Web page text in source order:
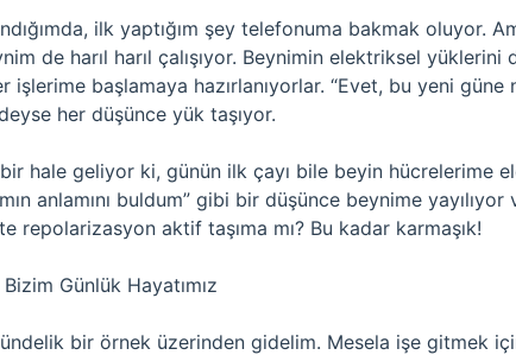
ilk yaptığım şey telefonuma bakmak oluyor.
de harıl harıl çalışıyor. Beynimin elektriksel
işlerime başlamaya hazırlanıyorlar. “Evet, bu yeni güne
her düşünce yük taşıyor.
hale geliyor ki, günün ilk çayı bile beyin hücrelerime
anlamını buldum” gibi bir düşünce beynime
repolarizasyon aktif taşıma mı? Bu kadar karmaşık!
Günlük Hayatımız
bir örnek üzerinden gidelim. Mesela işe gitmek için